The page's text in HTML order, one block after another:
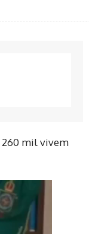
260 mil vivem